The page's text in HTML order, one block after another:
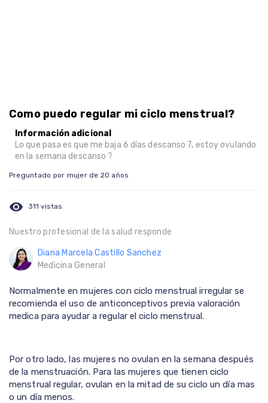
Como puedo regular mi ciclo menstrual?
Información adicional
Lo que pasa es que me baja 6 días descanso 7, estoy ovulando
en la semana descanso ?
Preguntado por mujer de 20 años
visibility 311 vistas
Nuestro profesional de la salud responde
Diana Marcela Castillo Sanchez
Medicina General
Normalmente en mujeres con ciclo menstrual irregular se
recomienda el uso de anticonceptivos previa valoración
medica para ayudar a regular el ciclo menstrual.
Por otro lado, las mujeres no ovulan en la semana después
de la menstruación. Para las mujeres que tienen ciclo
menstrual regular, ovulan en la mitad de su ciclo un día mas
o un día menos.